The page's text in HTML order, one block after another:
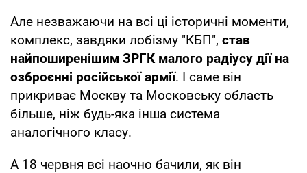
Але незважаючи на всі ці історичні моменти,
комплекс, завдяки лобізму "КБП", став
найпоширенішим ЗРГК малого радіусу дії на
озброєнні російської армії. І саме він
прикриває Москву та Московську область
більше, ніж будь-яка інша система
аналогічного класу.
А 18 червня всі наочно бачили, як він